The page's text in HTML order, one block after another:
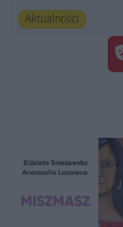
Aktualności